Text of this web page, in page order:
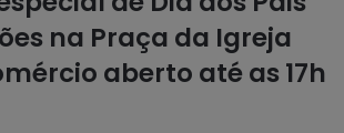
na Praça da Igreja
aberto até as 17h